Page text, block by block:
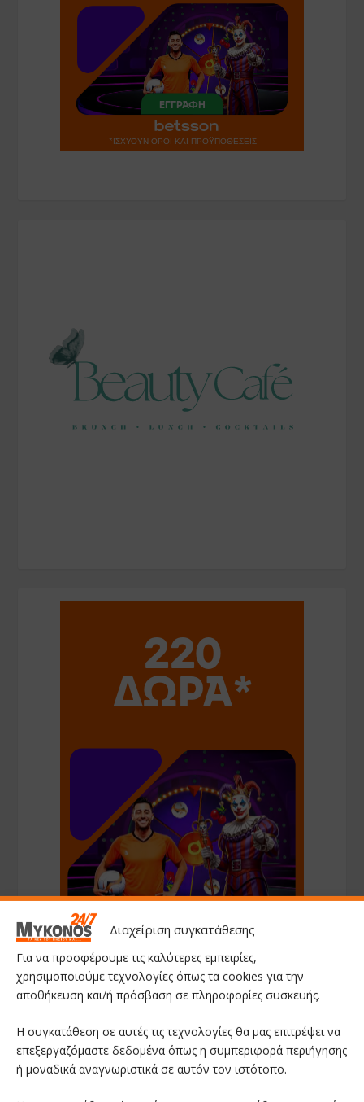
Διαχείριση συγκατάθεσης
Για να προσφέρουμε τις καλύτερες εμπειρίες,
χρησιμοποιούμε τεχνολογίες όπως τα cookies για την
αποθήκευση και/ή πρόσβαση σε πληροφορίες συσκευής.
Η συγκατάθεση σε αυτές τις τεχνολογίες θα μας επιτρέψει να
επεξεργαζόμαστε δεδομένα όπως η συμπεριφορά περιήγησης
ή μοναδικά αναγνωριστικά σε αυτόν τον ιστότοπο.